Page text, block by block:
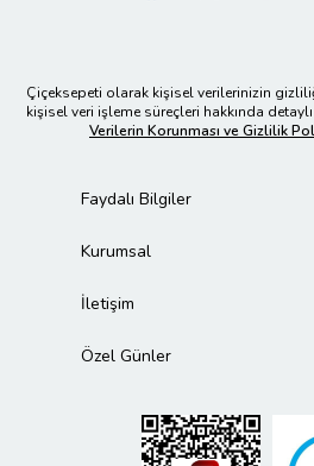
Çiçeksepeti olarak kişisel verilerinizin
kişisel veri işleme süreçleri hakkında
Verilerin Korunması ve Gizlilik
Faydalı Bilgiler
Kurumsal
İletişim
Özel Günler